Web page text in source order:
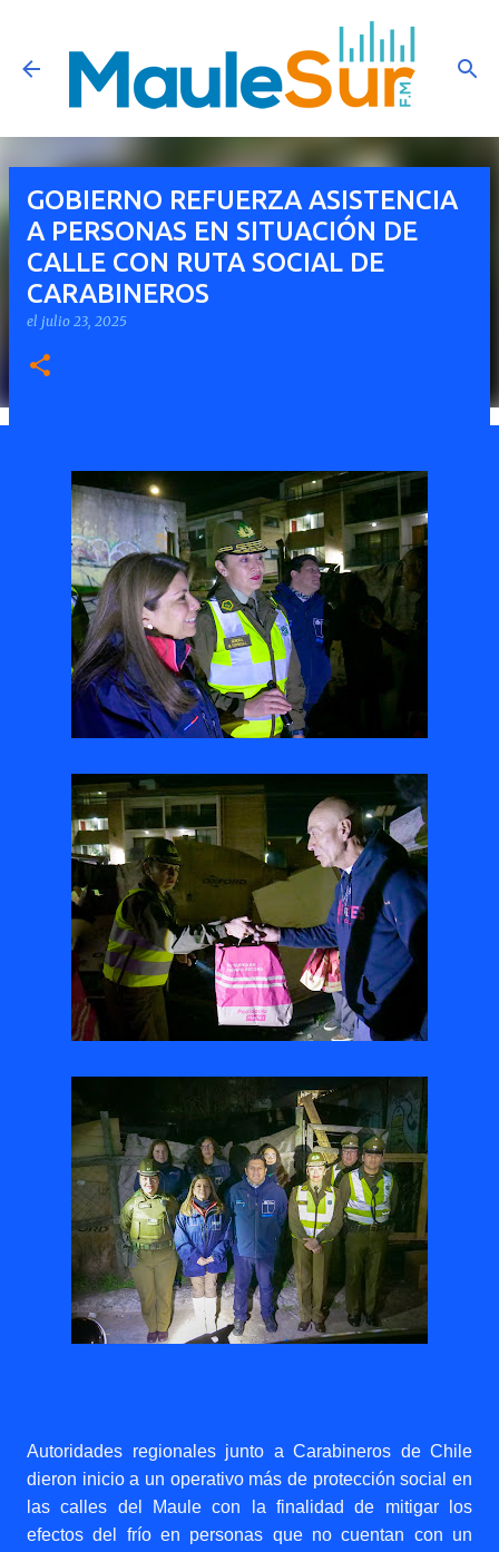
Ir al contenido principal
GOBIERNO REFUERZA ASISTENCIA
A PERSONAS EN SITUACIÓN DE
CALLE CON RUTA SOCIAL DE
CARABINEROS
el julio 23, 2025
Autoridades regionales junto a Carabineros de Chile
dieron inicio a un operativo más de protección social en
las calles del Maule con la finalidad de
mitigar los
efectos del frío en personas que no cuentan con un